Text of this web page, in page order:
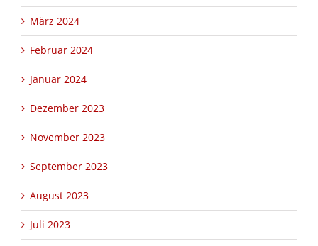
März 2024
Februar 2024
Januar 2024
Dezember 2023
November 2023
September 2023
August 2023
Juli 2023